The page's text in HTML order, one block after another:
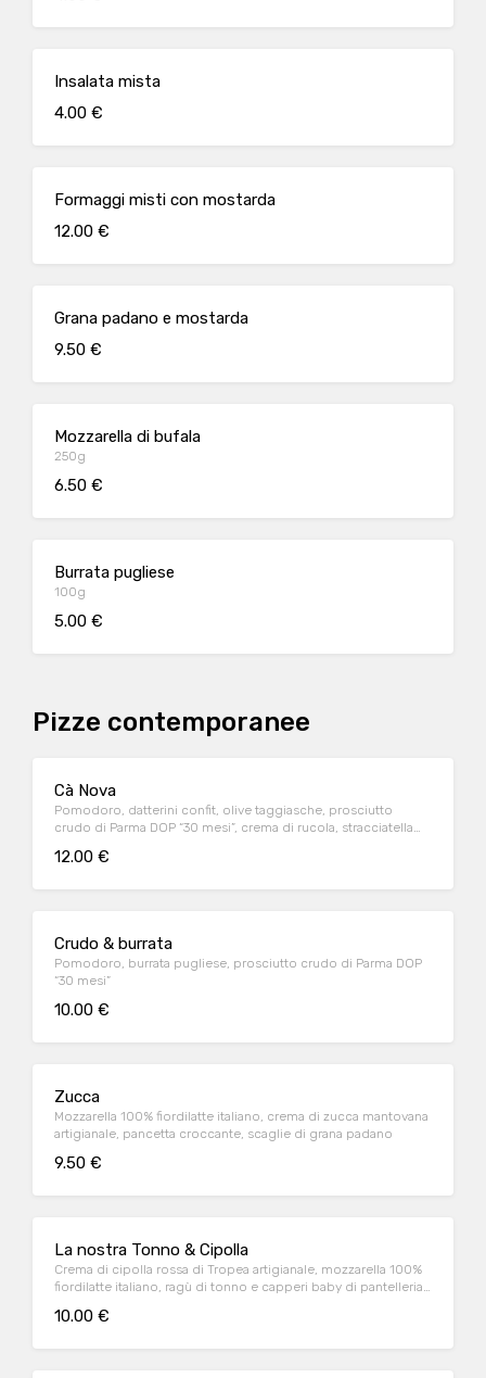
Insalata mista
4.00 €
Formaggi misti con mostarda
12.00 €
Grana padano e mostarda
9.50 €
Mozzarella di bufala
250g
6.50 €
Burrata pugliese
100g
5.00 €
Pizze contemporanee
Cà Nova
Pomodoro, datterini confit, olive taggiasche, prosciutto
crudo di Parma DOP “30 mesi”, crema di rucola, stracciatella
12.00 €
Crudo & burrata
Pomodoro, burrata pugliese, prosciutto crudo di Parma DOP
“30 mesi”
10.00 €
Zucca
Mozzarella 100% fiordilatte italiano, crema di zucca mantovana
artigianale, pancetta croccante, scaglie di grana padano
9.50 €
La nostra Tonno & Cipolla
Crema di cipolla rossa di Tropea artigianale, mozzarella 100%
fiordilatte italiano, ragù di tonno e capperi baby di pantelleria,
10.00 €